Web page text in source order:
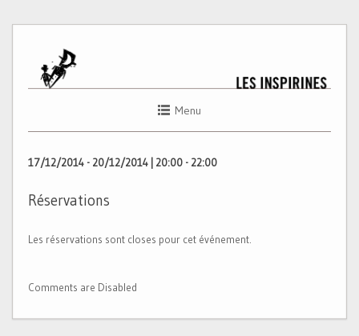
Menu
17/12/2014 - 20/12/2014 | 20:00 - 22:00
Réservations
Les réservations sont closes pour cet événement.
Comments are Disabled